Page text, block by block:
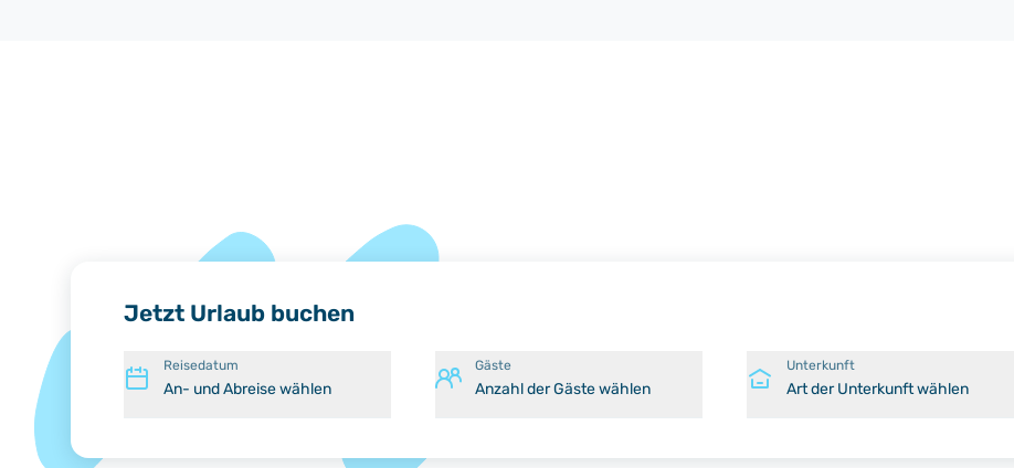
Jetzt Urlaub buchen
Reisedatum
An- und Abreise wählen
Gäste
Anzahl der Gäste wählen
Unterkunft
Art der Unterkunft wählen